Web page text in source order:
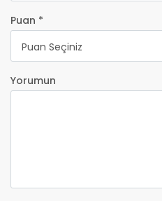
Puan *
Puan Seçiniz
Yorumun